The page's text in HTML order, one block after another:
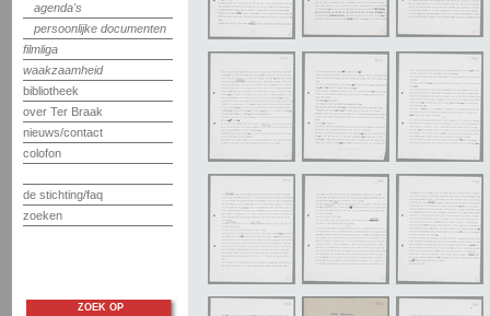
agenda's
persoonlijke documenten
filmliga
waakzaamheid
bibliotheek
over Ter Braak
nieuws/contact
colofon
de stichting/faq
zoeken
ZOEK OP